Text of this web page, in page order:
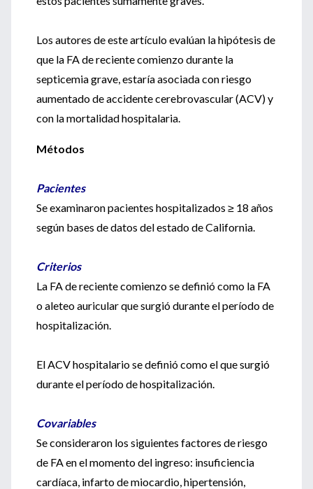
Los autores de este artículo evalúan la hipótesis de
que la FA de reciente comienzo durante la
septicemia grave, estaría asociada con riesgo
aumentado de accidente cerebrovascular (ACV) y
con la mortalidad hospitalaria.
Métodos
Pacientes
Se examinaron pacientes hospitalizados ≥ 18 años
según bases de datos del estado de California.
Criterios
La FA de reciente comienzo se definió como la FA
o aleteo auricular que surgió durante el período de
hospitalización.
El ACV hospitalario se definió como el que surgió
durante el período de hospitalización.
Covariables
Se consideraron los siguientes factores de riesgo
de FA en el momento del ingreso: insuficiencia
cardíaca, infarto de miocardio, hipertensión,